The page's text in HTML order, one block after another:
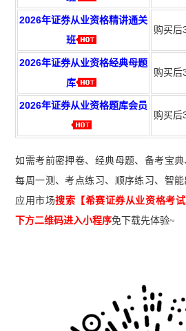
2026年证券从业资格精讲通关
班
购买后
2026年证券从业资格经典母题
库
购买后
2026年证券从业资格题库会员
购买后
如需考前密押卷、经典母题、备考宝典
每周一测、考点练习、顺序练习、智
应用市场搜索【希赛证券从业资格考试
下方二维码进入小程序免下载先体验~